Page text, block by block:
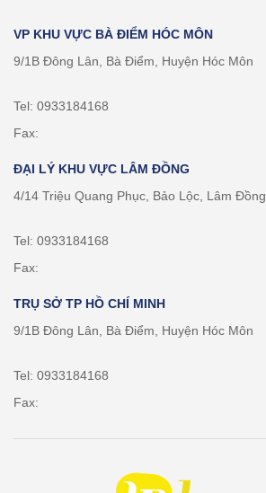
VP KHU VỰC BÀ ĐIỂM HÓC MÔN
9/1B Đông Lân, Bà Điểm, Huyện Hóc Môn
Tel: 0933184168
Fax:
ĐẠI LÝ KHU VỰC LÂM ĐỒNG
4/14 Triệu Quang Phục, Bảo Lộc, Lâm Đồng
Tel: 0933184168
Fax:
TRỤ SỞ TP HỒ CHÍ MINH
9/1B Đông Lân, Bà Điểm, Huyện Hóc Môn
Tel: 0933184168
Fax: